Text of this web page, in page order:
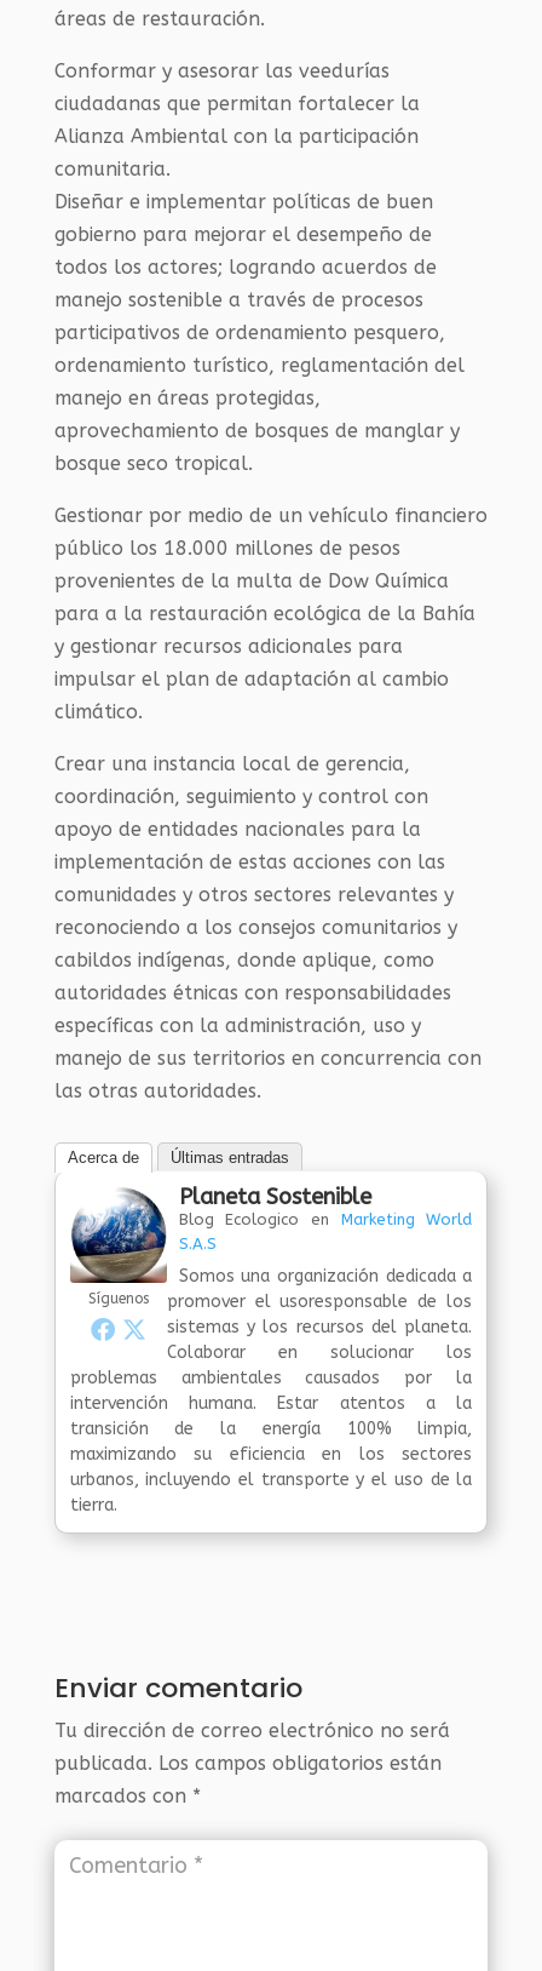
áreas de restauración.
Conformar y asesorar las veedurías
ciudadanas que permitan fortalecer la
Alianza Ambiental con la participación
comunitaria.
Diseñar e implementar políticas de buen
gobierno para mejorar el desempeño de
todos los actores; logrando acuerdos de
manejo sostenible a través de procesos
participativos de ordenamiento pesquero,
ordenamiento turístico, reglamentación del
manejo en áreas protegidas,
aprovechamiento de bosques de manglar y
bosque seco tropical.
Gestionar por medio de un vehículo financiero
público los 18.000 millones de pesos
provenientes de la multa de Dow Química
para a la restauración ecológica de la Bahía
y gestionar recursos adicionales para
impulsar el plan de adaptación al cambio
climático.
Crear una instancia local de gerencia,
coordinación, seguimiento y control con
apoyo de entidades nacionales para la
implementación de estas acciones con las
comunidades y otros sectores relevantes y
reconociendo a los consejos comunitarios y
cabildos indígenas, donde aplique, como
autoridades étnicas con responsabilidades
específicas con la administración, uso y
manejo de sus territorios en concurrencia con
las otras autoridades.
Acerca de Últimas entradas
Síguenos
Planeta Sostenible
Blog Ecologico en Marketing World
S.A.S
Somos una organización dedicada a
promover el usoresponsable de los
sistemas y los recursos del planeta.
Colaborar en solucionar los
problemas ambientales causados por la
intervención humana. Estar atentos a la
transición de la energía 100% limpia,
maximizando su eficiencia en los sectores
urbanos, incluyendo el transporte y el uso de la
tierra.
Enviar comentario
Tu dirección de correo electrónico no será
publicada. Los campos obligatorios están
marcados con *